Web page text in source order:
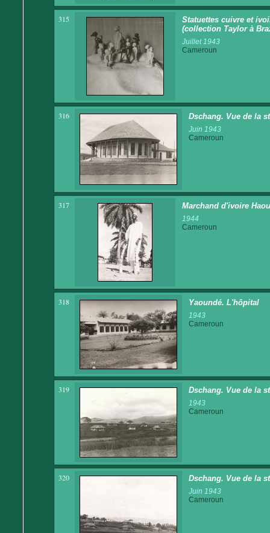
315
Statuettes cuivre et
(collection Taylor à
Juillet 1943
Cameroun
316 Dschang. Vue de la
Juin 1943
Cameroun
317 Marchand d'ivoire
1944
Cameroun
318 Yaoundé. L'hôpital
1943
Cameroun
319 Dschang. Vue de la
1943
Cameroun
320 Dschang. Vue de la
Juin 1943
Cameroun